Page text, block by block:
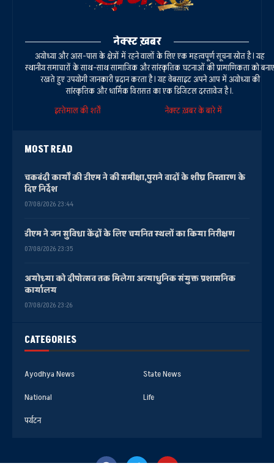
CATEGORIES
Ayodhya News
State News
National
Life
पर्यटन
नेक्स्ट ख़बर
अयोध्या और आस-पास के क्षेत्रों में रहने वालों के लिए एक महत्वपूर्ण सूचना स्रोत है। यह
स्थानीय समाचारों के साथ-साथ सामाजिक और सांस्कृतिक घटनाओं की प्रामाणिकता को बनाए
रखते हुए उपयोगी जानकारी प्रदान करता है। यह वेबसाइट अपने आप में अयोध्या की
सांस्कृतिक और धार्मिक विरासत का एक डिजिटल दस्तावेज है।.
इस्तेमाल की शर्तें
नेक्स्ट ख़बर के बारे में
MOST READ
चकबंदी कार्यों की डीएम ने की समीक्षा,पुराने वादों के शीघ्र निस्तारण के
दिए निर्देश
07/08/2026 23:44
डीएम ने जन सुविधा केंद्रों के लिए चयनित स्थलों का किया निरीक्षण
07/08/2026 23:35
अयोध्या को दीपोत्सव तक मिलेगा अत्याधुनिक संयुक्त प्रशासनिक
कार्यालय
07/08/2026 23:26